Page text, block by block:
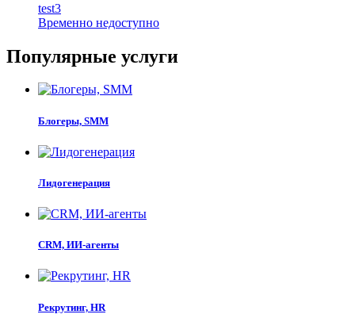
test3
Временно недоступно
Популярные услуги
Блогеры, SMM
Лидогенерация
CRM, ИИ-агенты
Рекрутинг, HR